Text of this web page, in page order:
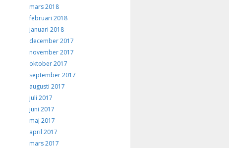
mars 2018
februari 2018
januari 2018
december 2017
november 2017
oktober 2017
september 2017
augusti 2017
juli 2017
juni 2017
maj 2017
april 2017
mars 2017